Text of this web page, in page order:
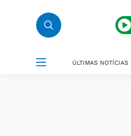
ÚLTIMAS NOTÍCIAS